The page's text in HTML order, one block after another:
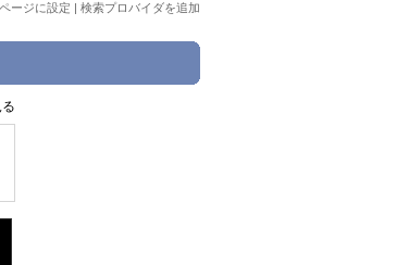
ージに設定 | 検索プロバイダを追加